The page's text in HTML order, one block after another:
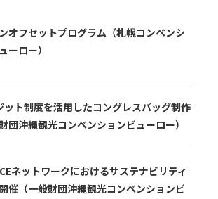
オフセットプログラム（札幌コンベンシ
ーロー）
ット制度を活用したコングレスバッグ制作
財団沖縄観光コンベンションビューロー）
ネットワークにおけるサステナビリティ
催（一般財団沖縄観光コンベンションビ